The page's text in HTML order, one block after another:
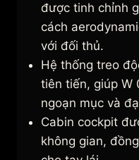
được tinh chỉnh
cách
với đối thủ.
Hệ thống treo
tiên tiến, giúp W
ngoạn mục và
Cabin cockpit
không gian,